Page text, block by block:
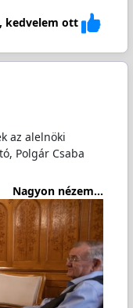
kedvelem ott
az alelnöki
Polgár Csaba
Nagyon nézem...